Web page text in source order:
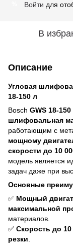
Войти для
В
Описание
Угловая
18-150 л
Bosch GWS 18-150
шлифовальная
работающим с
мощному
скорости до 10
модель является
задач даже при
Основные
✅ Мощный
максимальной
материалов.
✅ Скорость до
резки